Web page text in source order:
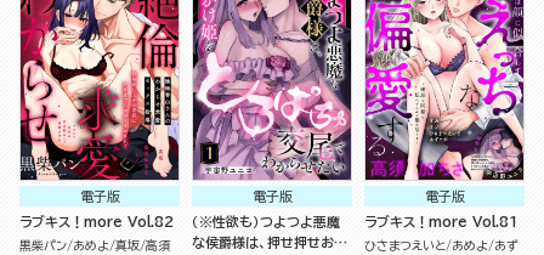
電子版
ラブキス！more Vol.82
黒柴パン あめよ 真坂 高須
電子版
（※性欲も）つよつよ悪魔
な侯爵様は、押せ押せおし
電子版
ラブキス！more Vol.81
ひさまつえいと あめよ
あず